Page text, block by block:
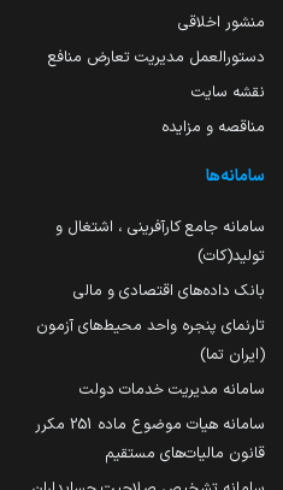
منشور اخلاقی
دستورالعمل مدیریت تعارض منافع
نقشه سایت
مناقصه و مزایده
سامانه‌ها
سامانه جامع کارآفرینی ، اشتغال و
تولید(کات)
بانک داده‌های اقتصادی و مالی
تارنمای پنجره واحد محیط‌های آزمون
(ایران تما)
سامانه مدیریت خدمات دولت
سامانه هیات موضوع ماده 251 مکرر
قانون مالیات‌های مستقیم